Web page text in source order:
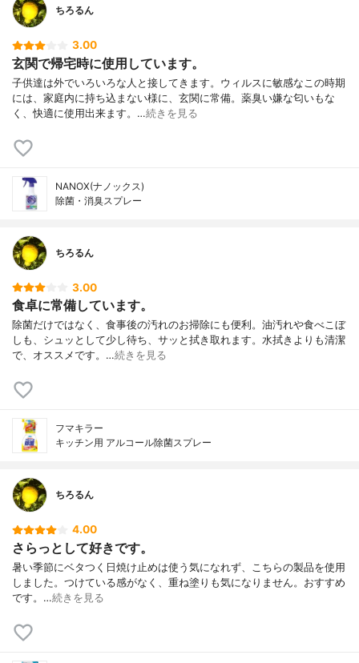
ちろるん
3.00
玄関で帰宅時に使用しています。
子供達は外でいろいろな人と接してきます。ウィルスに敏感なこの時期
には、家庭内に持ち込まない様に、玄関に常備。薬臭い嫌な匂いもな
く、快適に使用出来ます。…続きを見る
NANOX(ナノックス)
除菌・消臭スプレー
ちろるん
3.00
食卓に常備しています。
除菌だけではなく、食事後の汚れのお掃除にも便利。油汚れや食べこぼ
しも、シュッとして少し待ち、サッと拭き取れます。水拭きよりも清潔
で、オススメです。…続きを見る
フマキラー
キッチン用 アルコール除菌スプレー
ちろるん
4.00
さらっとして好きです。
暑い季節にベタつく日焼け止めは使う気になれず、こちらの製品を使用
しました。つけている感がなく、重ね塗りも気になりません。おすすめ
です。…続きを見る